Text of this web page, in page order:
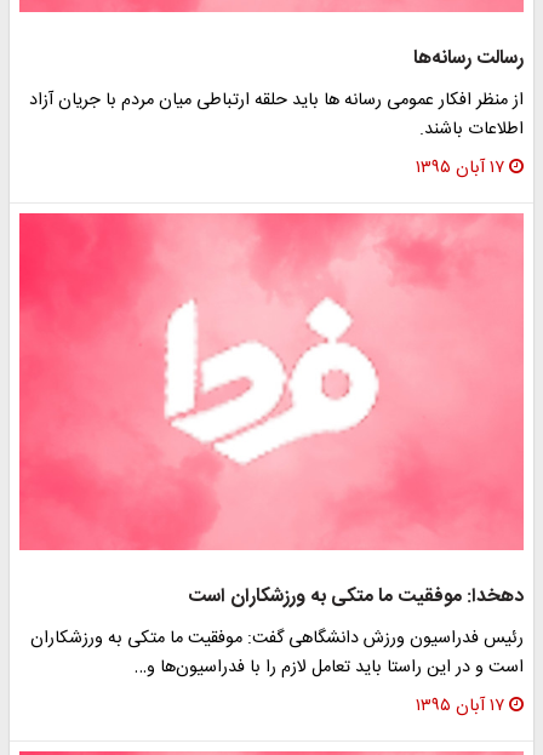
رسالت رسانه‌ها
از منظر افکار عمومی رسانه ها باید حلقه ارتباطی میان مردم با جریان آزاد
اطلاعات باشند.
۱۷ آبان ۱۳۹۵
دهخدا: موفقیت ما متکی به ورزشکاران است
رئیس فدراسیون ورزش دانشگاهی گفت: موفقیت ما متکی به ورزشکاران
است و در این راستا باید تعامل لازم را با فدراسیون‌ها و…
۱۷ آبان ۱۳۹۵